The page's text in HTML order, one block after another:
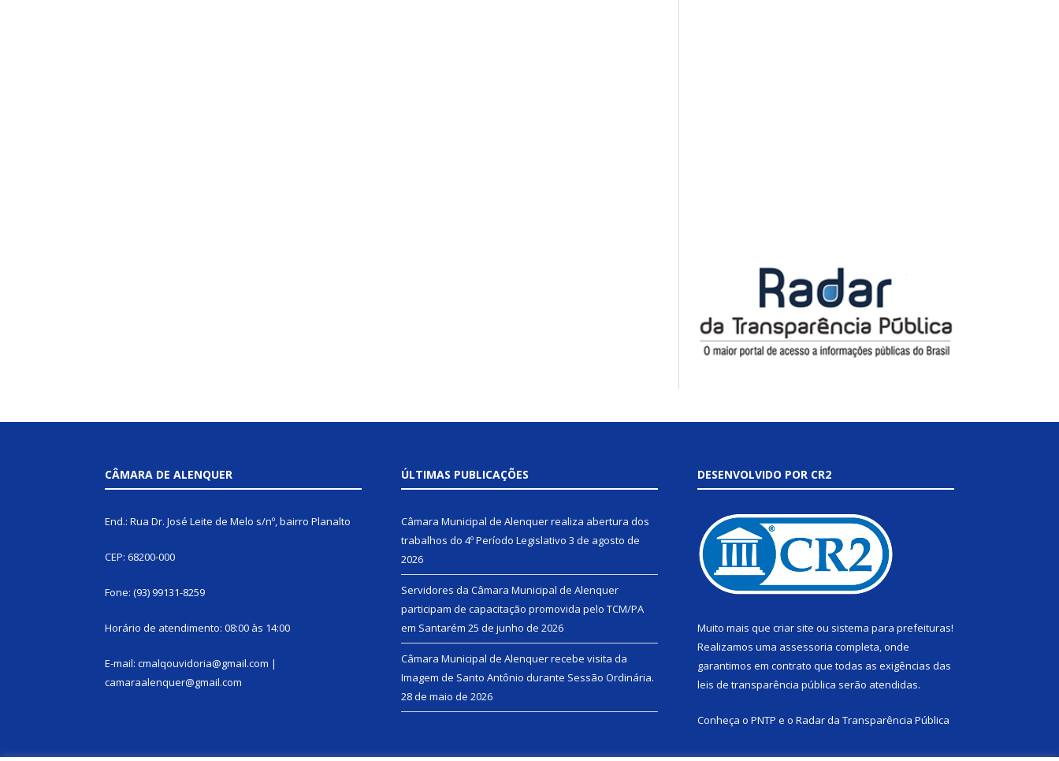
CÂMARA DE ALENQUER
End.: Rua Dr. José Leite de Melo s/nº, bairro Planalto
CEP: 68200-000
Fone: (93) 99131-8259
Horário de atendimento: 08:00 às 14:00
E-mail: cmalqouvidoria@gmail.com |
camaraalenquer@gmail.com
ÚLTIMAS PUBLICAÇÕES
Câmara Municipal de Alenquer realiza abertura dos
trabalhos do 4º Período Legislativo 3 de agosto de
2026
Servidores da Câmara Municipal de Alenquer
participam de capacitação promovida pelo TCM/PA
em Santarém 25 de junho de 2026
Câmara Municipal de Alenquer recebe visita da
Imagem de Santo Antônio durante Sessão Ordinária.
28 de maio de 2026
DESENVOLVIDO POR CR2
Muito mais que criar site ou sistema para prefeituras!
Realizamos uma assessoria completa, onde
garantimos em contrato que todas as exigências das
leis de transparência pública serão atendidas.
Conheça o PNTP e o Radar da Transparência Pública